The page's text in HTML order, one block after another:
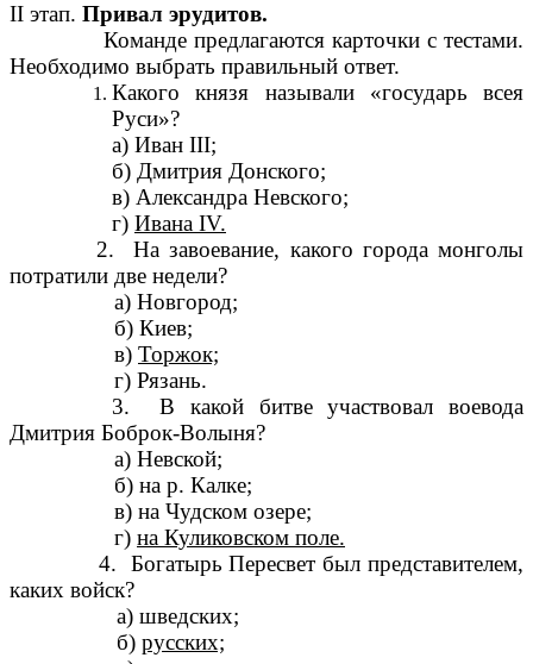
II этап. Привал эрудитов.
Команде предлагаются карточки с тестами.
Необходимо выбрать правильный ответ.
Какого князя называли «государь всея
Руси»?
а) Иван III;
б) Дмитрия Донского;
в) Александра Невского;
г) Ивана IV.
2. На завоевание, какого города монголы
потратили две недели?
а) Новгород;
б) Киев;
в) Торжок;
г) Рязань.
3. В какой битве участвовал воевода
Дмитрия Боброк-Волыня?
а) Невской;
б) на р. Калке;
в) на Чудском озере;
г) на Куликовском поле.
4. Богатырь Пересвет был представителем,
каких войск?
а) шведских;
б) русских;